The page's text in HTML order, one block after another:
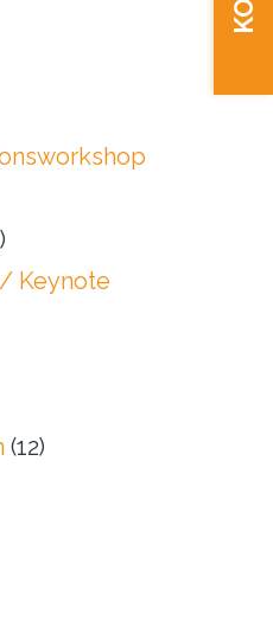
Keynote
(12)